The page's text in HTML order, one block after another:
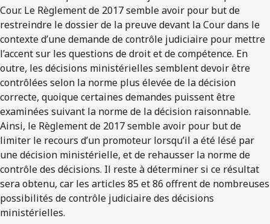
Cour. Le Règlement de 2017 semble avoir pour but de
restreindre le dossier de la preuve devant la Cour dans le
contexte d’une demande de contrôle judiciaire pour mettre
l’accent sur les questions de droit et de compétence. En
outre, les décisions ministérielles semblent devoir être
contrôlées selon la norme plus élevée de la décision
correcte, quoique certaines demandes puissent être
examinées suivant la norme de la décision raisonnable.
Ainsi, le Règlement de 2017 semble avoir pour but de
limiter le recours d’un promoteur lorsqu’il a été lésé par
une décision ministérielle, et de rehausser la norme de
contrôle des décisions. Il reste à déterminer si ce résultat
sera obtenu, car les articles 85 et 86 offrent de nombreuses
possibilités de contrôle judiciaire des décisions
ministérielles.